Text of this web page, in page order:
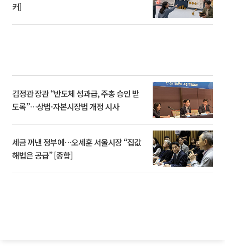
커]
김정관 장관 “반도체 성과급, 주총 승인 받
도록”…상법·자본시장법 개정 시사
세금 꺼낸 정부에…오세훈 서울시장 “집값
해법은 공급” [종합]